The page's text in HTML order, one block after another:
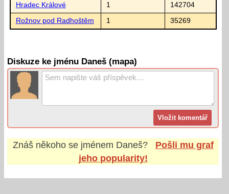
Hradec Králové 1 142704
Rožnov pod Radhoštěm 1 35269
Diskuze ke jménu Daneš (mapa)
Znáš někoho se jménem Daneš?
Pošli mu graf
jeho popularity!